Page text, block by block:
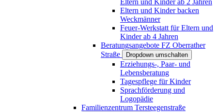
Eltern und Kinder backen
Weckmänner
Feuer-Werkstatt für Eltern und
Kinder ab 4 Jahren
Beratungsangebote FZ Oberrather
Straße
Dropdown umschalten
Erziehungs-, Paar- und
Lebensberatung
Tagespflege für Kinder
Sprachförderung und
Logopädie
Familienzentrum Tersteegenstraße